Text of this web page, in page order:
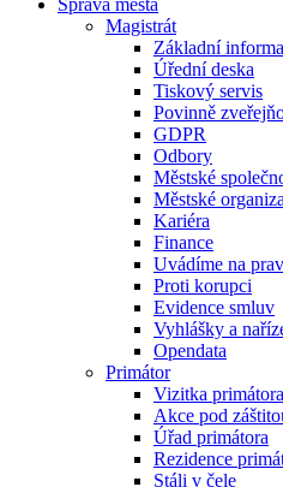
Správa města
Magistrát
Základní
Úřední deska
Tiskový servis
Povinně
GDPR
Odbory
Městské
Městské
Kariéra
Finance
Uvádíme na
Proti korupci
Evidence smluv
Vyhlášky a
Opendata
Primátor
Vizitka primátora
Akce pod
Úřad primátora
Rezidence
Stáli v čele